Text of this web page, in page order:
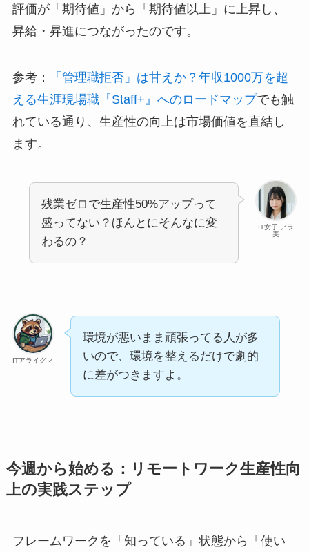
評価が「期待値」から「期待値以上」に上昇し、
昇給・昇進につながったのです。
参考：
「管理職拒否」は甘えか？年収1000万を超
える生涯現場職『Staff+』へのロードマップでも触
れている通り、生産性の向上は市場価値を直結し
ます。
IT女子 アラ
美
残業ゼロで生産性50%アップって
盛ってない？ほんとにそんなに変
わるの？
ITアライグマ
環境が悪いまま頑張ってる人が多
いので、環境を整えるだけで劇的
に差がつきますよ。
今週から始める：リモートワーク生産性向
上の実践ステップ
フレームワークを「知っている」状態から「使い